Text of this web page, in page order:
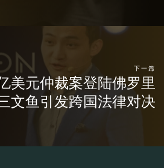
下一篇
美元仲裁案登陆佛罗里
文鱼引发跨国法律对决